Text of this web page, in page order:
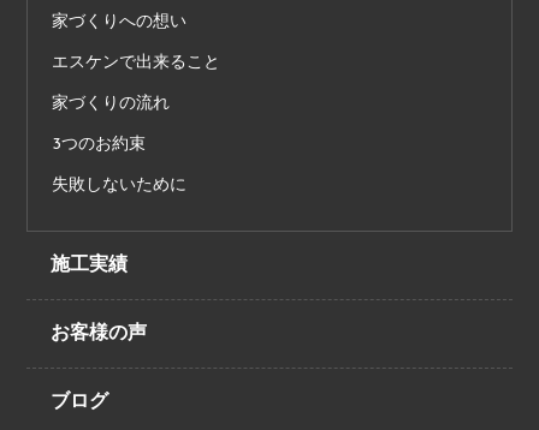
家づくりへの想い
エスケンで出来ること
家づくりの流れ
3つのお約束
失敗しないために
施工実績
お客様の声
ブログ